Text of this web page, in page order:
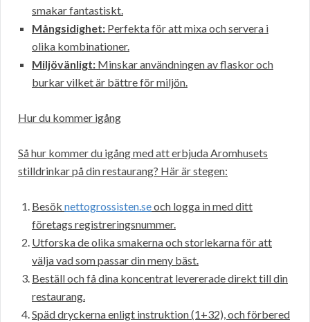
smakar fantastiskt.
Mångsidighet: Perfekta för att mixa och servera i
olika kombinationer.
Miljövänligt: Minskar användningen av flaskor och
burkar vilket är bättre för miljön.
Hur du kommer igång
Så hur kommer du igång med att erbjuda Aromhusets
stilldrinkar på din restaurang? Här är stegen:
Besök nettogrossisten.seoch logga in med ditt
företags registreringsnummer.
Utforska de olika smakerna och storlekarna för att
välja vad som passar din meny bäst.
Beställ och få dina koncentrat levererade direkt till din
restaurang.
Späd dryckerna enligt instruktion (1+32), och förbered